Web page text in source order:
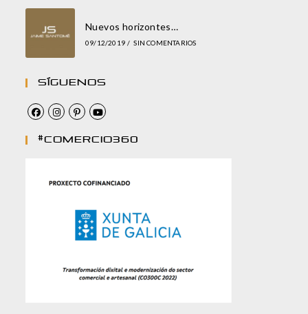
Nuevos horizontes…
09/12/2019 / SIN COMENTARIOS
Síguenos
#comercio360